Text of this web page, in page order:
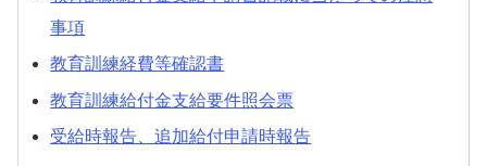
事項
教育訓練経費等確認書
教育訓練給付金支給要件照会票
受給時報告、追加給付申請時報告